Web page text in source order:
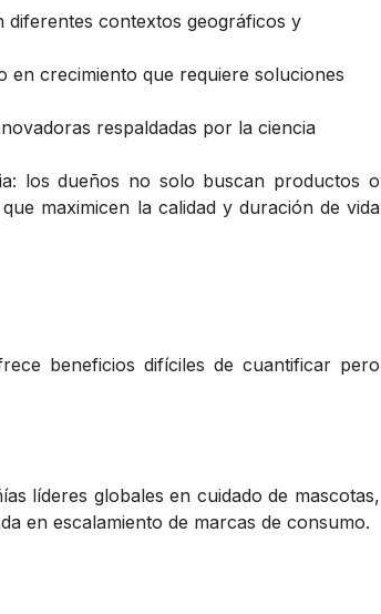
diferentes contextos geográficos y
en crecimiento que requiere soluciones
respaldadas por la ciencia
los dueños no solo buscan productos o
maximicen la calidad y duración de vida
beneficios difíciles de cuantificar pero
líderes globales en cuidado de mascotas,
en escalamiento de marcas de consumo.